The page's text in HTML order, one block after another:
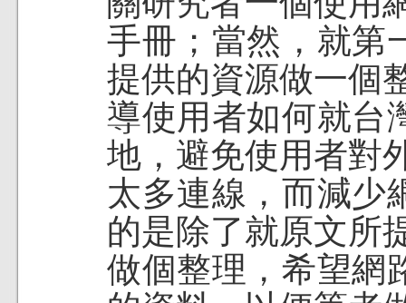
手冊；當然，就第
提供的資源做一個
導使用者如何就台
地，避免使用者對
太多連線，而減少
的是除了就原文所
做個整理，希望網